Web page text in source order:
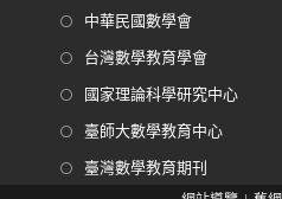
中華民國數學會
台灣數學教育學會
國家理論科學研究中心
臺師大數學教育中心
臺灣數學教育期刊